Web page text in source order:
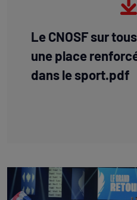
Le CNOSF sur
une place
dans le sport.pdf